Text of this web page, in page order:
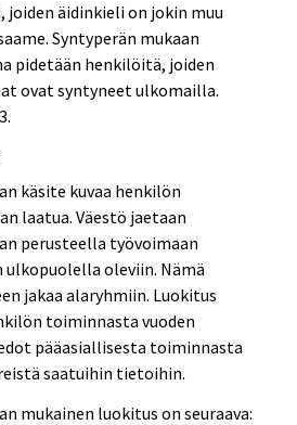
äidinkieli on jokin muu
Syntyperän mukaan
pidetään henkilöitä, joiden
ovat syntyneet ulkomailla.
käsite kuvaa henkilön
laatua. Väestö jaetaan
perusteella työvoimaan
ulkopuolella oleviin. Nämä
jakaa alaryhmiin. Luokitus
toiminnasta vuoden
pääasiallisesta toiminnasta
saatuihin tietoihin.
mukainen luokitus on seuraava: